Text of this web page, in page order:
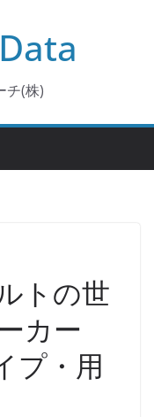
チ(株)
トの世
カー
プ・用